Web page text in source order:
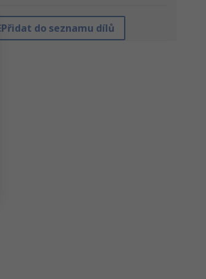
Přidat do seznamu dílů